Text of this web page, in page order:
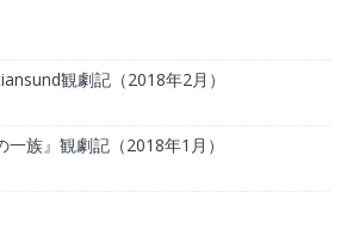
観劇記（2018年2月）
族』観劇記（2018年1月）